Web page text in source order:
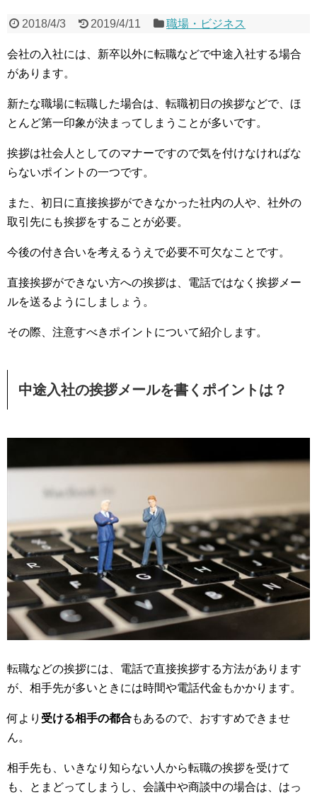
2018/4/3 2019/4/11 職場・ビジネス
会社の入社には、新卒以外に転職などで中途入社する場合
があります。
新たな職場に転職した場合は、転職初日の挨拶などで、ほ
とんど第一印象が決まってしまうことが多いです。
挨拶は社会人としてのマナーですので気を付けなければな
らないポイントの一つです。
また、初日に直接挨拶ができなかった社内の人や、社外の
取引先にも挨拶をすることが必要。
今後の付き合いを考えるうえで必要不可欠なことです。
直接挨拶ができない方への挨拶は、電話ではなく挨拶メー
ルを送るようにしましょう。
その際、注意すべきポイントについて紹介します。
中途入社の挨拶メールを書くポイントは？
転職などの挨拶には、電話で直接挨拶する方法があります
が、相手先が多いときには時間や電話代金もかかります。
何より 受ける相手の都合もあるので、おすすめできませ
ん。
相手先も、いきなり知らない人から転職の挨拶を受けて
も、とまどってしまうし、会議中や商談中の場合は、はっ